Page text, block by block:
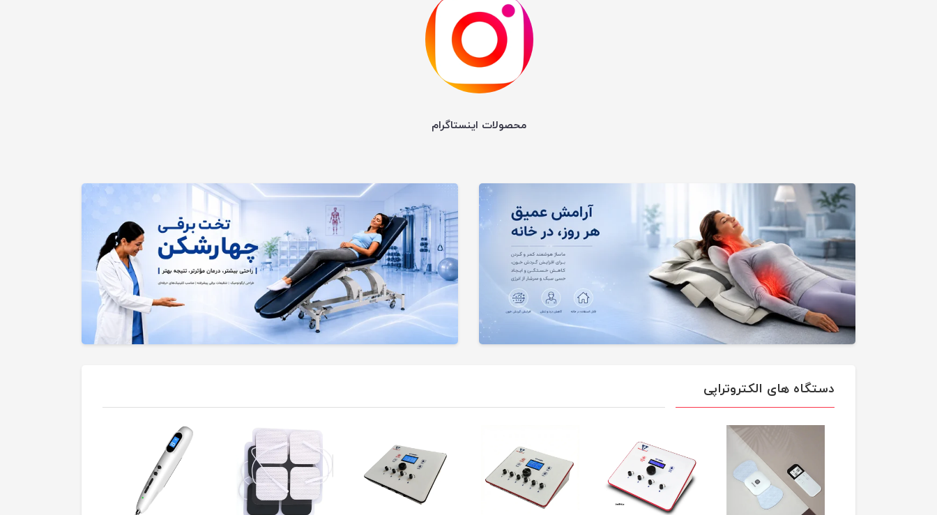
محصولات اینستاگرام
دستگاه های الکتروتراپی